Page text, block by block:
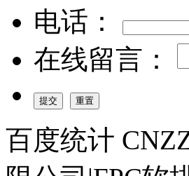
电话：
在线留言：
百度统计